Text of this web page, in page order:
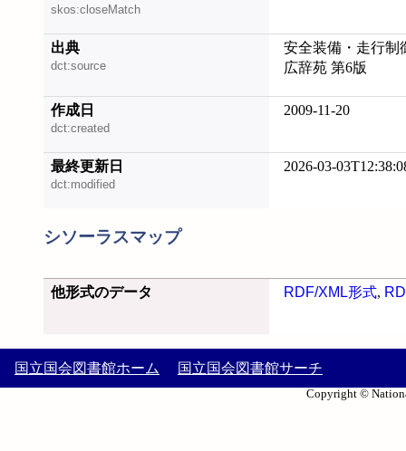
skos:closeMatch
出典
dct:source
安全装備・走行制
広辞苑 第6版
作成日
dct:created
2009-11-20
最終更新日
dct:modified
2026-03-
シソーラスマップ
他形式のデータ RDF/XML形式,
国立国会図書館ホーム 国立国会図書館サーチ
Copyright ©